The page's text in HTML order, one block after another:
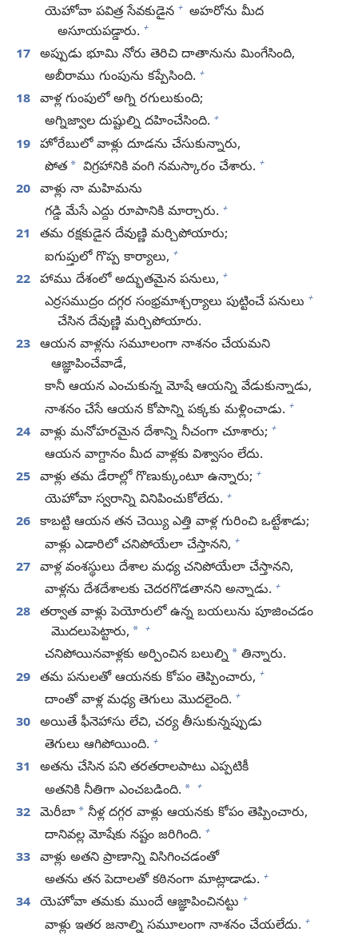
యెహోవా పవిత్ర సేవకుడైన + అహరోను మీద
అసూయపడ్డారు. +
17 అప్పుడు భూమి నోరు తెరిచి దాతానును మింగేసింది,
అబీరాము గుంపును కప్పేసింది. +
18 వాళ్ల గుంపులో అగ్ని రగులుకుంది;
అగ్నిజ్వాల దుష్టుల్ని దహించేసింది. +
19 హోరేబులో వాళ్లు దూడను చేసుకున్నారు,
పోత * విగ్రహానికి వంగి నమస్కారం చేశారు. +
20 వాళ్లు నా మహిమను
గడ్డి మేసే ఎద్దు రూపానికి మార్చారు. +
21
తమ రక్షకుడైన దేవుణ్ణి మర్చిపోయారు;
ఐగుప్తులో గొప్ప కార్యాలు, +
22 హాము దేశంలో అద్భుతమైన పనులు, +
ఎర్రసముద్రం దగ్గర సంభ్రమాశ్చర్యాలు పుట్టించే పనులు +
చేసిన దేవుణ్ణి మర్చిపోయారు.
23 ఆయన వాళ్లను సమూలంగా నాశనం చేయమని
ఆజ్ఞాపించేవాడే,
కానీ ఆయన ఎంచుకున్న మోషే ఆయన్ని వేడుకున్నాడు,
నాశనం చేసే ఆయన కోపాన్ని పక్కకు మళ్లించాడు. +
24 వాళ్లు మనోహరమైన దేశాన్ని నీచంగా చూశారు; +
ఆయన వాగ్దానం మీద వాళ్లకు విశ్వాసం లేదు.
25 వాళ్లు తమ డేరాల్లో గొణుక్కుంటూ ఉన్నారు; +
యెహోవా స్వరాన్ని వినిపించుకోలేదు. +
26 కాబట్టి ఆయన తన చెయ్యి ఎత్తి వాళ్ల గురించి ఒట్టేశాడు;
వాళ్లు ఎడారిలో చనిపోయేలా చేస్తానని, +
27 వాళ్ల వంశస్థులు దేశాల మధ్య చనిపోయేలా చేస్తానని,
వాళ్లను దేశదేశాలకు చెదరగొడతానని అన్నాడు. +
28 తర్వాత వాళ్లు పెయోరులో ఉన్న బయలును పూజించడం
మొదలుపెట్టారు, * +
చనిపోయినవాళ్లకు అర్పించిన బలుల్ని * తిన్నారు.
29 తమ పనులతో ఆయనకు కోపం తెప్పించారు, +
దాంతో వాళ్ల మధ్య తెగులు మొదలైంది. +
30 అయితే ఫీనెహాసు లేచి, చర్య తీసుకున్నప్పుడు
తెగులు ఆగిపోయింది. +
31
అతను చేసిన పని తరతరాలపాటు ఎప్పటికీ
అతనికి నీతిగా ఎంచబడింది. * +
32 మెరీబా * నీళ్ల దగ్గర వాళ్లు ఆయనకు కోపం తెప్పించారు,
దానివల్ల మోషేకు నష్టం జరిగింది. +
33 వాళ్లు అతని ప్రాణాన్ని విసిగించడంతో
అతను తన పెదాలతో కఠినంగా మాట్లాడాడు. +
34 యెహోవా తమకు ముందే ఆజ్ఞాపించినట్టు +
వాళ్లు ఇతర జనాల్ని సమూలంగా నాశనం చేయలేదు. +